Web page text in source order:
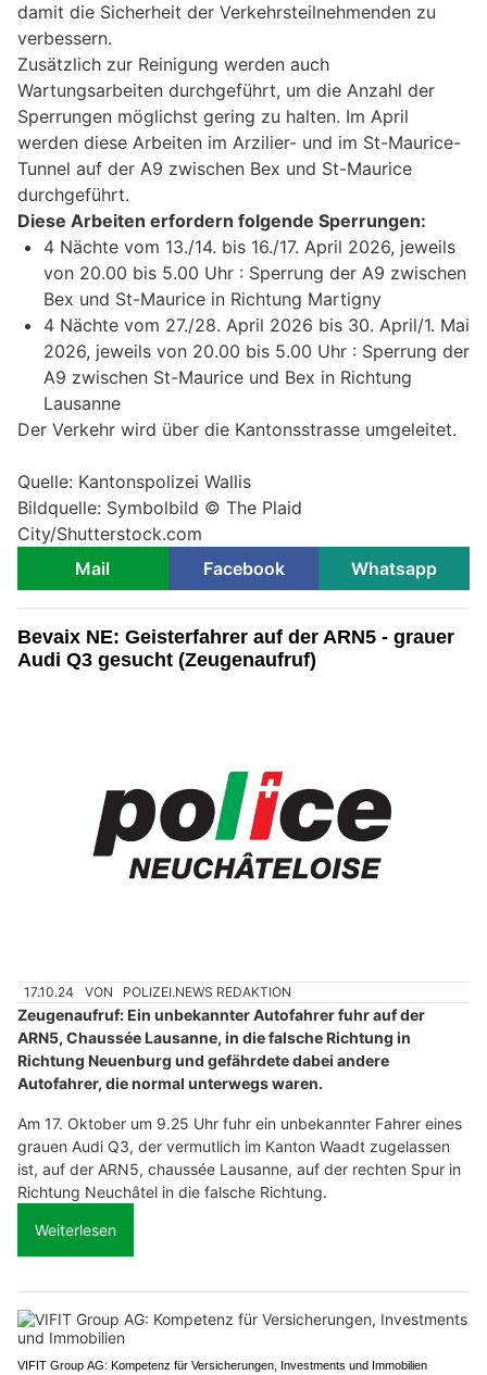
damit die Sicherheit der Verkehrsteilnehmenden zu
verbessern.
Zusätzlich zur Reinigung werden auch
Wartungsarbeiten durchgeführt, um die Anzahl der
Sperrungen möglichst gering zu halten. Im April
werden diese Arbeiten im Arzilier- und im St-Maurice-
Tunnel auf der A9 zwischen Bex und St-Maurice
durchgeführt.
Diese Arbeiten erfordern folgende Sperrungen:
4 Nächte vom 13./14. bis 16./17. April 2026, jeweils
von 20.00 bis 5.00 Uhr : Sperrung der A9 zwischen
Bex und St-Maurice in Richtung Martigny
4 Nächte vom 27./28. April 2026 bis 30. April/1. Mai
2026, jeweils von 20.00 bis 5.00 Uhr : Sperrung der
A9 zwischen St-Maurice und Bex in Richtung
Lausanne
Der Verkehr wird über die Kantonsstrasse umgeleitet.
Quelle: Kantonspolizei Wallis
Bildquelle: Symbolbild © The Plaid
City/Shutterstock.com
Mail
Facebook Whatsapp
Bevaix NE: Geisterfahrer auf der ARN5 - grauer
Audi Q3 gesucht (Zeugenaufruf)
17.10.24 VON POLIZEI.NEWS REDAKTION
Zeugenaufruf: Ein unbekannter Autofahrer fuhr auf der
ARN5, Chaussée Lausanne, in die falsche Richtung in
Richtung Neuenburg und gefährdete dabei andere
Autofahrer, die normal unterwegs waren.
Am 17. Oktober um 9.25 Uhr fuhr ein unbekannter Fahrer eines
grauen Audi Q3, der vermutlich im Kanton Waadt zugelassen
ist, auf der ARN5, chaussée Lausanne, auf der rechten Spur in
Richtung Neuchâtel in die falsche Richtung.
Weiterlesen
VIFIT Group AG: Kompetenz für Versicherungen, Investments und Immobilien